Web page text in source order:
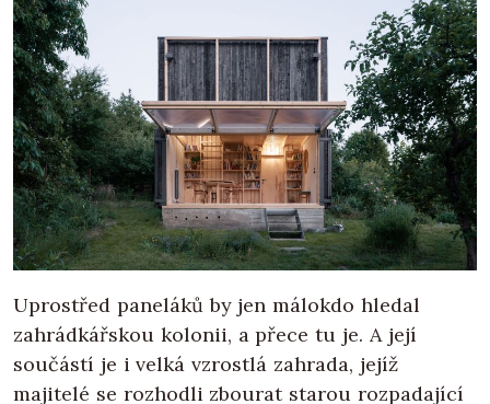
Uprostřed paneláků by jen málokdo hledal
zahrádkářskou kolonii, a přece tu je. A její
součástí je i velká vzrostlá zahrada, jejíž
majitelé se rozhodli zbourat starou rozpadající